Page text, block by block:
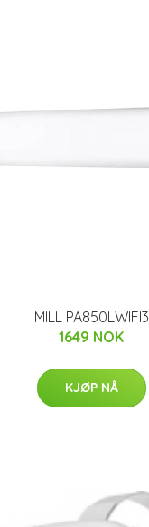
MILL PA850LWIFI3
1649 NOK
KJØP NÅ